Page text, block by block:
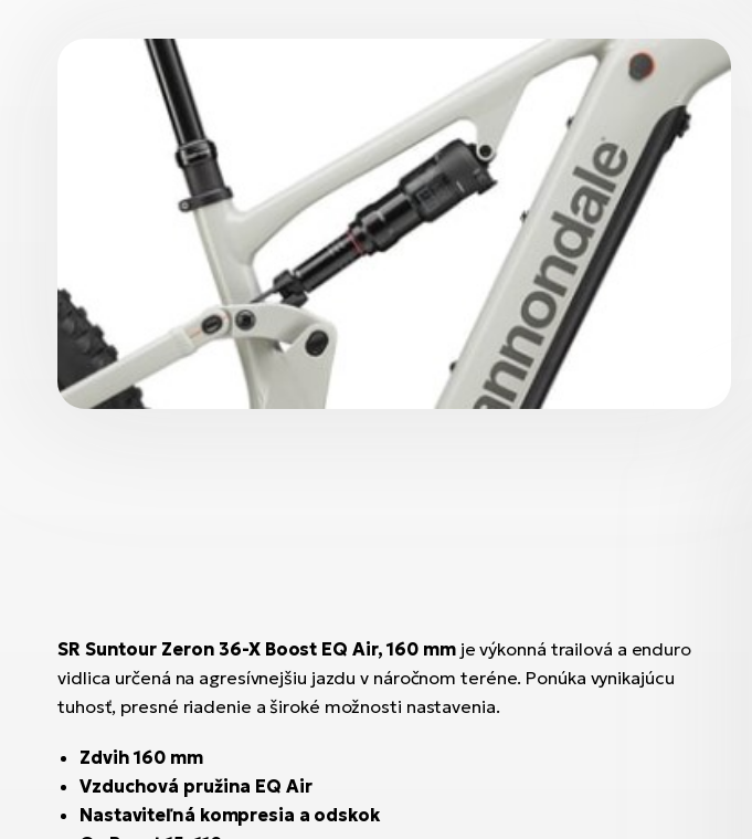
SR Suntour Zeron 36-X Boost EQ Air, 160 mmje výkonná trailová a enduro
vidlica určená na agresívnejšiu jazdu v náročnom teréne. Ponúka vynikajúcu
tuhosť, presné riadenie a široké možnosti nastavenia.
Zdvih 160 mm
Vzduchová pružina EQ Air
Nastaviteľná kompresia a odskok